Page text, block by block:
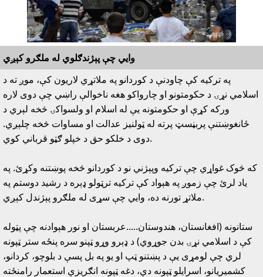
وايي چې پېژندګلوي له ملګرو کېږي
په ترکيه کې چاودنې د کوردانو په ملاتړي لاريون کې، موږ ته د
اسلامي نړۍ د حکومتونو او چارواکو هغه ناخوالې راښي چې دوى لاره
ورکه کړې او حکومتونه يې له اسلام او ولسواکۍ څخه لېري د
ځانغوښتنې پربڼسټ پرته له ټولنيز عدالت او مساوات څخه چلېږي.
دوى د خلکو حق د خپلو ګټو قرباني کوي.
که څوک غواړي چې ترکيه وپېژني نو د کوردانو څخه پوښتنه وکړئ. په
ياد لرئ چې زموږ په هېواد کې ترکيه ترټولو ډېره د رشيد دوستم په
ملاتړ تورنه ده، وايي چې سړى له ملګرو پېژندل کېږي.
ستانونه (افغانستان، هندوستان.....عربستان او نور هېوادنه چې پټوله
کې د اسلامي نړۍ بدن جوړوي) د ډېرو وړو ټپنو سره پنځه ستر ټپونه
لري چې لومړى يې د پښتنو ټپ او يو په بل پسې د بلوچو، کردانو،
کشميريانو، اسرايلو ټپونه دي، دغه ټپونه انګريزي استعمار رامنځته